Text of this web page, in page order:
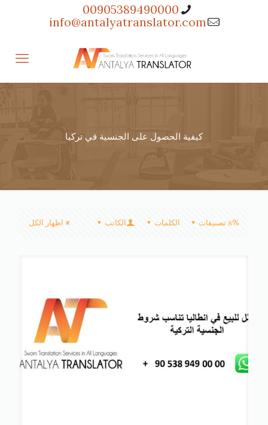
00905389490000
info@antalyatranslator.com
كيفية الحصول على الجنسية في تركيا
%s تصنيفات الكلمات الكاتب اظهار الكل